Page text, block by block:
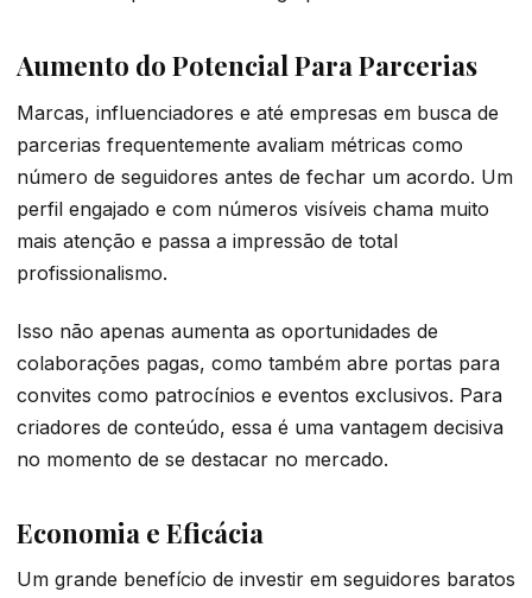
Aumento do Potencial Para Parcerias
Marcas, influenciadores e até empresas em busca de
parcerias frequentemente avaliam métricas como
número de seguidores antes de fechar um acordo. Um
perfil engajado e com números visíveis chama muito
mais atenção e passa a impressão de total
profissionalismo.
Isso não apenas aumenta as oportunidades de
colaborações pagas, como também abre portas para
convites como patrocínios e eventos exclusivos. Para
criadores de conteúdo, essa é uma vantagem decisiva
no momento de se destacar no mercado.
Economia e Eficácia
Um grande benefício de investir em seguidores baratos